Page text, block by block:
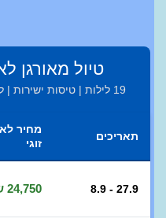
טיול מאורגן
19 לילות | טיסות ישירות | לינה וארוחת בוקר | כבודה מלאה
תאריכים
מחיר
זוגי
8.9 - 27.9 24,750 ש"ח